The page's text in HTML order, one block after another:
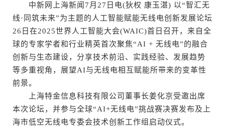
中新网上海新闻7月27日电(狄权 康玉湛) 以“智汇无
线·同筑未来”为主题的人工智能赋能无线电创新发展论坛
26日在2025世界人工智能大会(WAIC)首日召开，来自全
球的专家学者和行业精英首次聚焦“AI + 无线电”的融合
创新与生态建设，分享技术前沿、实践经验、发展趋势
等多重视角，展望AI与无线电相互赋能所带来的变革性
前景。
上海特金信息科技有限公司董事长姜化京受邀出席
本次论坛，并参与全球“AI+无线电”挑战赛决赛发布及上
海市低空无线电专委会技术创新工作组启动仪式。